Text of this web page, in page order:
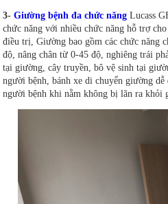
3-Giường bệnh đa chức năng Lucass
chức năng với nhiều chức năng hỗ trợ
điều trị, Giường bao gồm các chức năng
độ, nâng chân từ 0-45 độ, nghiêng trái
tại giường, cây truyền, bô vệ sinh tại
người bệnh, bánh xe di chuyển giường dễ
người bệnh khi nằm không bị lăn ra khỏi